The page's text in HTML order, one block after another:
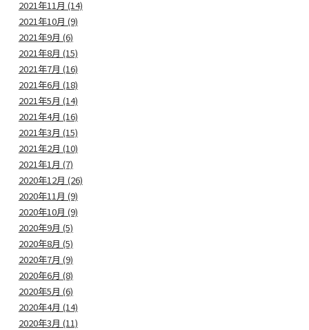
2021年11月 (14)
2021年10月 (9)
2021年9月 (6)
2021年8月 (15)
2021年7月 (16)
2021年6月 (18)
2021年5月 (14)
2021年4月 (16)
2021年3月 (15)
2021年2月 (10)
2021年1月 (7)
2020年12月 (26)
2020年11月 (9)
2020年10月 (9)
2020年9月 (5)
2020年8月 (5)
2020年7月 (9)
2020年6月 (8)
2020年5月 (6)
2020年4月 (14)
2020年3月 (11)